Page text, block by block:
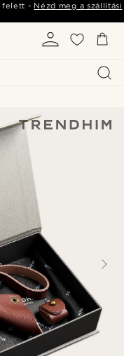
felett - Nézd meg a szállítási